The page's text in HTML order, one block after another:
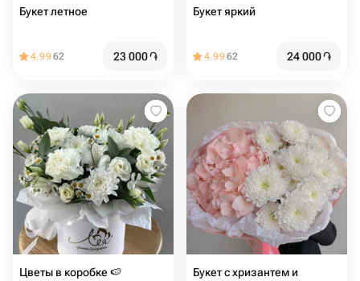
Букет летное
4.9962 23 000֏
Букет яркий
4.9962 24 000֏
Цветы в коробке 🍉
Букет с хризантем и